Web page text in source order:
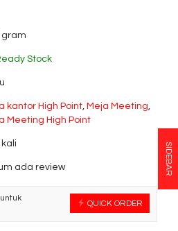
gram
Stock
kantor High Point, Meja Meeting,
Meeting High Point
ada review
QUICK ORDER
SIDEBAR